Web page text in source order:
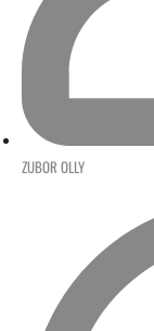
ZUBOR OLLY